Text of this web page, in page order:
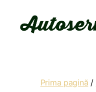
Prima pagină /